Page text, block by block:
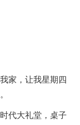
家，让我星期四
代大礼堂，桌子